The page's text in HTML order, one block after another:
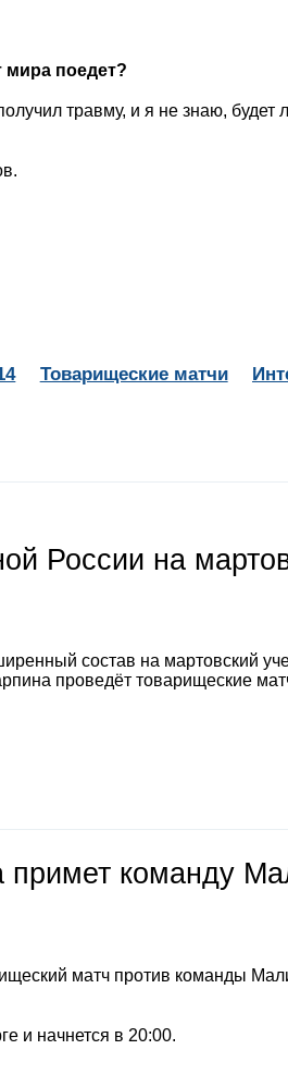
мира поедет?
травму, и я не знаю, будет
Товарищеские матчи
России на
состав на мартовский
проведёт товарищеские
команду
матч против команды
и начнется в 20:00.